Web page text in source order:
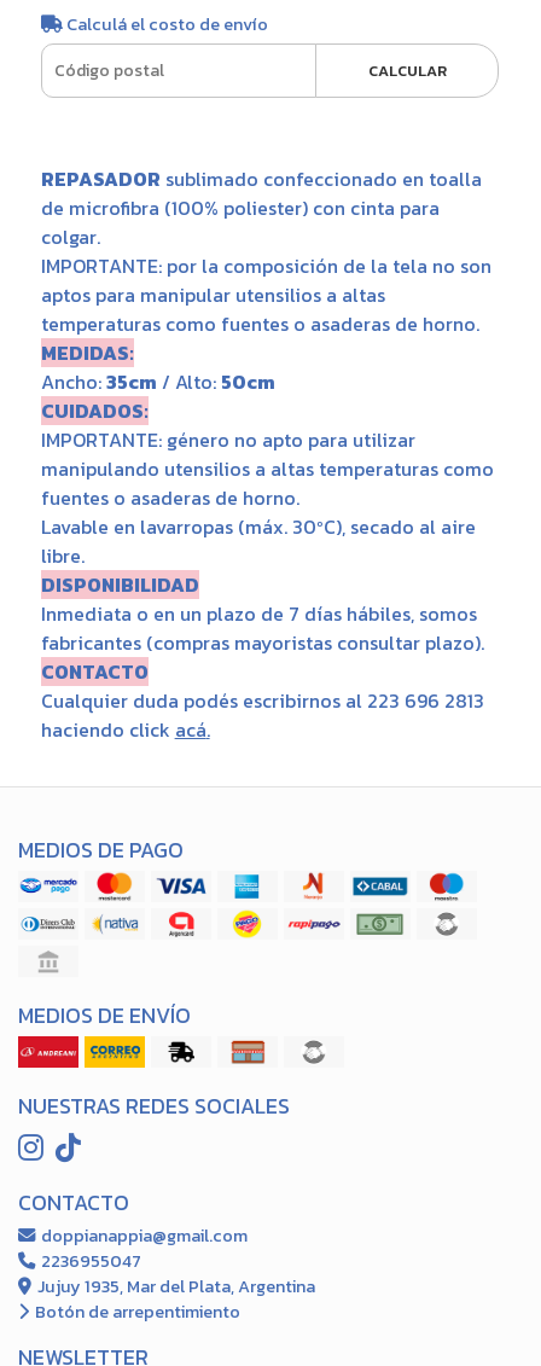
Calculá el costo de envío
CALCULAR
REPASADOR sublimado confeccionado en toalla
de microfibra (100% poliester) con cinta para
colgar.
IMPORTANTE: por la composición de la tela no son
aptos para manipular utensilios a altas
temperaturas como fuentes o asaderas de horno.
MEDIDAS:
Ancho:35cm / Alto: 50cm
CUIDADOS:
IMPORTANTE: género no apto para utilizar
manipulando utensilios a altas temperaturas como
fuentes o asaderas de horno.
Lavable en lavarropas (máx. 30ºC), secado al aire
libre.
DISPONIBILIDAD
Inmediata o en un plazo de 7 días hábiles, somos
fabricantes (compras mayoristas consultar plazo).
CONTACTO
Cualquier duda podés escribirnos al 223 696 2813
haciendo click acá.
MEDIOS DE PAGO
MEDIOS DE ENVÍO
NUESTRAS REDES SOCIALES
CONTACTO
doppianappia@gmail.com
2236955047
Jujuy 1935, Mar del Plata, Argentina
Botón de arrepentimiento
NEWSLETTER